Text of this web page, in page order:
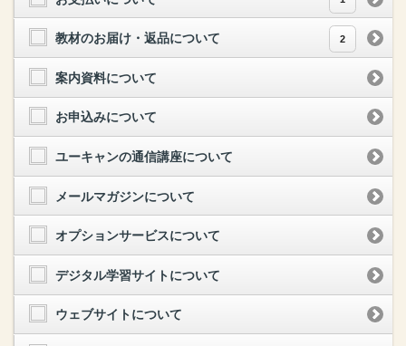
教材のお届け・返品について 2
案内資料について
お申込みについて
ユーキャンの通信講座について
メールマガジンについて
オプションサービスについて
デジタル学習サイトについて
ウェブサイトについて